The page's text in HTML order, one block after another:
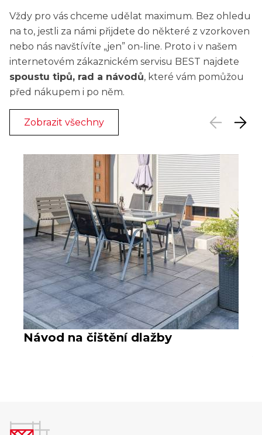
Vždy pro vás chceme udělat maximum. Bez ohledu
na to, jestli za námi přijdete do některé z vzorkoven
nebo nás navštívíte „jen” on-line. Proto i v našem
internetovém zákaznickém servisu BEST najdete
spoustu tipů, rad a návodů, které vám pomůžou
před nákupem i po něm.
Zobrazit všechny
Návod na čištění dlažby